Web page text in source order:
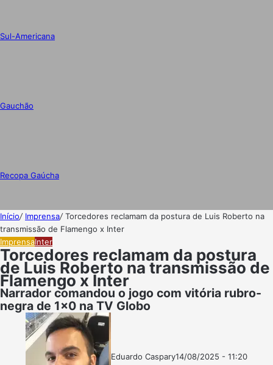
Sul-Americana
Gauchão
Recopa Gaúcha
Início/ Imprensa/Torcedores reclamam da postura de Luis Roberto na
transmissão de Flamengo x Inter
ImprensaInter
Torcedores reclamam da postura
de Luis Roberto na transmissão de
Flamengo x Inter
Narrador comandou o jogo com vitória rubro-
negra de 1x0 na TV Globo
Eduardo CasparyFollow
Mande
14/08/2025 - 11:20